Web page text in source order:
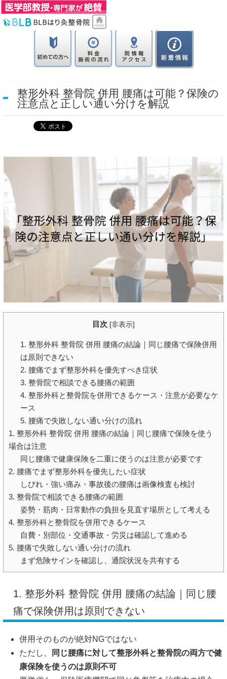
整形外科 整骨院 併用 腰痛は可能？保険の
注意点と正しい通い分けを解説
目次 [非表示]
1. 整形外科 整骨院 併用 腰痛の結論｜同じ腰痛で保険併用
は原則できない
2. 腰痛でまず整形外科を優先すべき症状
3. 整骨院で相談できる腰痛の範囲
4. 整形外科と整骨院を併用できるケース・注意が必要なケ
ース
5. 腰痛で失敗しない通い分けの流れ
1. 整形外科 整骨院 併用 腰痛の結論｜同じ腰痛で保険を使う
場合は注意
同じ腰痛で健康保険を二重に使うのは注意が必要です
2. 腰痛でまず整形外科を優先したい症状
しびれ・強い痛み・事故後の腰痛は画像検査も検討
3. 整骨院で相談できる腰痛の範囲
姿勢・筋肉・日常動作の負担を見直す場所として考える
4. 整形外科と整骨院を併用できるケース
自費・別部位・交通事故・労災は確認して進める
5. 腰痛で失敗しない通い分けの流れ
まず危険サインを確認し、通院状況を共有する
1. 整形外科 整骨院 併用 腰痛の結論｜同じ腰
痛で保険併用は原則できない
併用そのものが絶対NGではない
ただし、
同じ腰痛に対して整形外科と整骨院の両方で健
康保険を使うのは原則不可